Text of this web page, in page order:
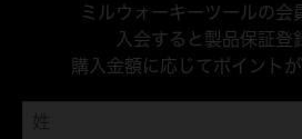
ミルウォーキーツールの会
入会すると製品保証登
購入金額に応じてポイント